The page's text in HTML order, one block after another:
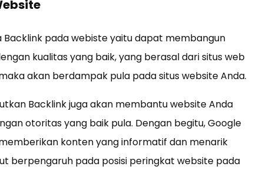
pada webiste yaitu dapat membangun
kualitas yang baik, yang berasal dari situs web
akan berdampak pula pada situs website Anda.
Backlink juga akan membantu website Anda
otoritas yang baik pula. Dengan begitu, Google
konten yang informatif dan menarik
berpengaruh pada posisi peringkat website pada